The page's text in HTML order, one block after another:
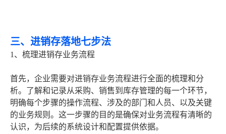
三、进销存落地七步法
1、梳理进销存业务流程
首先，企业需要对进销存业务流程进行全面的梳理和分
析。了解和记录从采购、销售到库存管理的每一个环节，
明确每个步骤的操作流程、涉及的部门和人员、以及关键
的业务规则。这一步骤的目的是确保对业务流程有清晰的
认识，为后续的系统设计和配置提供依据。